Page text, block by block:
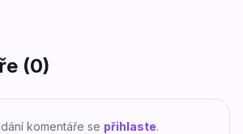
(0)
komentáře se přihlaste.